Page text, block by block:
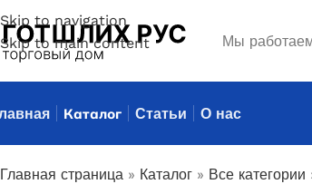
Skip to navigation
Skip to main content
Мы
Каталог Статьи О нас
Главная страница » Каталог » Все категории